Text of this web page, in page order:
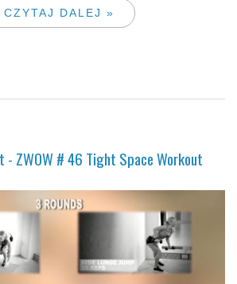
CZYTAJ DALEJ »
- ZWOW # 46 Tight Space Workout